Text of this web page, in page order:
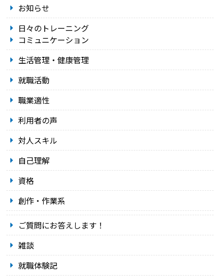
お知らせ
日々のトレーニング
コミュニケーション
生活管理・健康管理
就職活動
職業適性
利用者の声
対人スキル
自己理解
資格
創作・作業系
ご質問にお答えします！
雑談
就職体験記